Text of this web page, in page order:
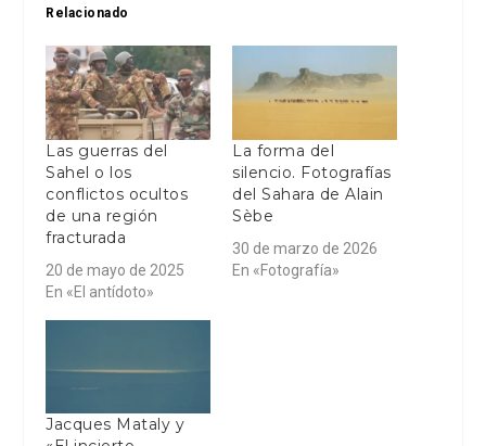
Relacionado
Las guerras del
Sahel o los
conflictos ocultos
de una región
fracturada
20 de mayo de 2025
En «El antídoto»
La forma del
silencio. Fotografías
del Sahara de Alain
Sèbe
30 de marzo de 2026
En «Fotografía»
Jacques Mataly y